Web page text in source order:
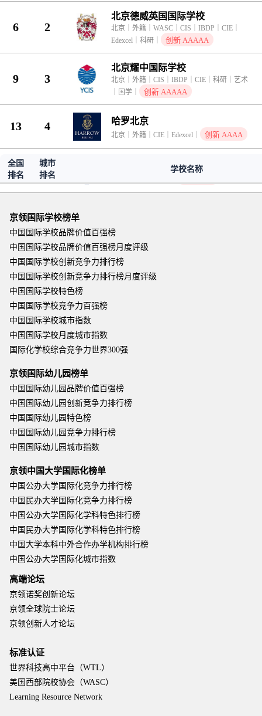
全国
排名
城市
排名
学校名称
6 2
北京德威英国国际学校
北京 外籍 WASC CIS IBDP CIE
Edexcel
科研 创新 AAAAA
9 3
北京耀中国际学校
北京 外籍 CIS IBDP CIE 科研
艺术
国学 创新 AAAAA
13 4 哈罗北京
北京 外籍 CIE Edexcel 创新 AAAA
27 5 北京加拿大国际学校
京领国际学校榜单
中国国际学校品牌价值百强榜
中国国际学校品牌价值百强榜月度评级
中国国际学校创新竞争力排行榜
中国国际学校创新竞争力排行榜月度评级
中国国际学校特色榜
中国国际学校竞争力百强榜
中国国际学校城市指数
中国国际学校月度城市指数
国际化学校综合竞争力世界300强
京领国际幼儿园榜单
中国国际幼儿园品牌价值百强榜
中国国际幼儿园创新竞争力排行榜
中国国际幼儿园特色榜
中国国际幼儿园竞争力排行榜
中国国际幼儿园城市指数
京领中国大学国际化榜单
中国公办大学国际化竞争力排行榜
中国民办大学国际化竞争力排行榜
中国公办大学国际化学科特色排行榜
中国民办大学国际化学科特色排行榜
中国大学本科中外合作办学机构排行榜
中国公办大学国际化城市指数
高端论坛
京领诺奖创新论坛
京领全球院士论坛
京领创新人才论坛
标准认证
世界科技高中平台（WTL）
美国西部院校协会（WASC）
Learning Resource Network